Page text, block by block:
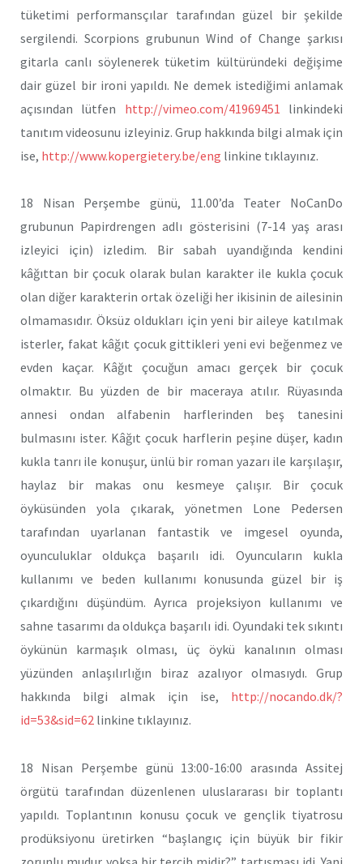
tüketimi performansçılar tarafından güzel bir şekilde
sergilendi. Scorpions grubunun Wind of Change şarkısı
gitarla canlı söylenerek tüketim kültüründeki değişime
dair güzel bir ironi yapıldı. Ne demek istediğimi anlamak
açısından lütfen http://vimeo.com/41969451 linkindeki
tanıtım videosunu izleyiniz. Grup hakkında bilgi almak için
ise, http://www.kopergietery.be/eng linkine tıklayınız.
18 Nisan Perşembe günü, 11.00’da Teater NoCanDo
grubunun Papirdrengen adlı gösterisini (7-14 yaş arası
izleyici için) izledim. Bir sabah uyandığında kendini
kâğıttan bir çocuk olarak bulan karakter ile kukla çocuk
olan diğer karakterin ortak özeliği her ikisinin de ailesinin
olmamasıdır. Öksüz oldukları için yeni bir aileye katılmak
isterler, fakat kâğıt çocuk gittikleri yeni evi beğenmez ve
evden kaçar. Kâğıt çocuğun amacı gerçek bir çocuk
olmaktır. Bu yüzden de bir maceraya atılır. Rüyasında
annesi ondan alfabenin harflerinden beş tanesini
bulmasını ister. Kâğıt çocuk harflerin peşine düşer, kadın
kukla tanrı ile konuşur, ünlü bir roman yazarı ile karşılaşır,
haylaz bir makas onu kesmeye çalışır. Bir çocuk
öyküsünden yola çıkarak, yönetmen Lone Pedersen
tarafından uyarlanan fantastik ve imgesel oyunda,
oyunculuklar oldukça başarılı idi. Oyuncuların kukla
kullanımı ve beden kullanımı konusunda güzel bir iş
çıkardığını düşündüm. Ayrıca projeksiyon kullanımı ve
sahne tasarımı da oldukça başarılı idi. Oyundaki tek sıkıntı
öykünün karmaşık olması, üç öykü kanalının olması
yüzünden anlaşılırlığın biraz azalıyor olmasıydı. Grup
hakkında bilgi almak için ise, http://nocando.dk/?
id=53&sid=62 linkine tıklayınız.
18 Nisan Perşembe günü 13:00-16:00 arasında Assitej
örgütü tarafından düzenlenen uluslararası bir toplantı
yapıldı. Toplantının konusu çocuk ve gençlik tiyatrosu
prodüksiyonu üretirken “başlangıç için büyük bir fikir